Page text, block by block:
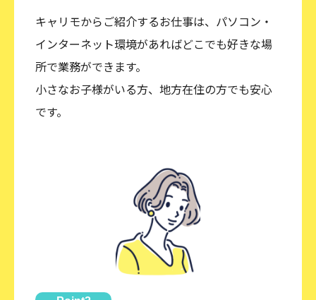
キャリモからご紹介するお仕事は、パソコン・
インターネット環境があればどこでも好きな場
所で業務ができます。
小さなお子様がいる方、地方在住の方でも安心
です。